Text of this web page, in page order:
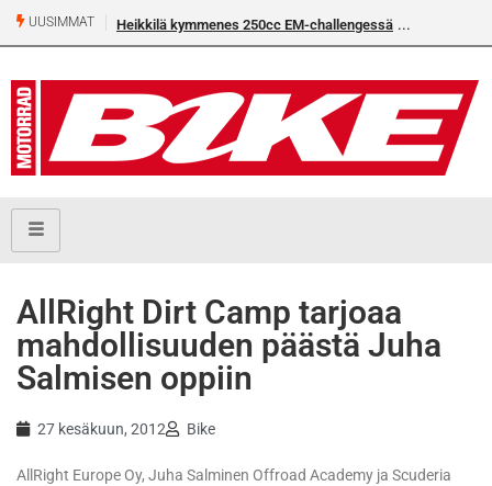
UUSIMMAT Heikkilä kymmenes 250cc EM-challengessä
AllRight Dirt Camp tarjoaa
mahdollisuuden päästä Juha
Salmisen oppiin
27 kesäkuun, 2012 Bike
AllRight Europe Oy, Juha Salminen Offroad Academy ja Scuderia